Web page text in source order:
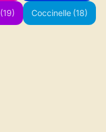
(19) Coccinelle (18)